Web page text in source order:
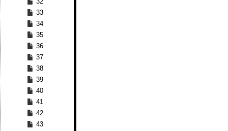
33
34
35
36
37
38
39
40
41
42
43